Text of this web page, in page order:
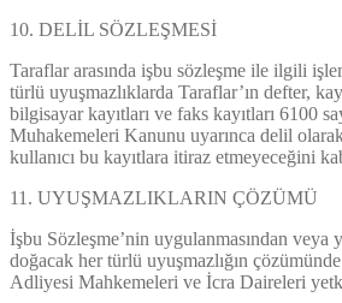
10. DELİL SÖZLEŞMESİ
Taraflar arasında işbu sözleşme ile ilgili
türlü uyuşmazlıklarda Taraflar’ın defter,
bilgisayar kayıtları ve faks kayıtları 6100
Muhakemeleri Kanunu uyarınca delil
kullanıcı bu kayıtlara itiraz etmeyeceğini
11. UYUŞMAZLIKLARIN ÇÖZÜMÜ
İşbu Sözleşme’nin uygulanmasından veya
doğacak her türlü uyuşmazlığın
Adliyesi Mahkemeleri ve İcra Daireleri